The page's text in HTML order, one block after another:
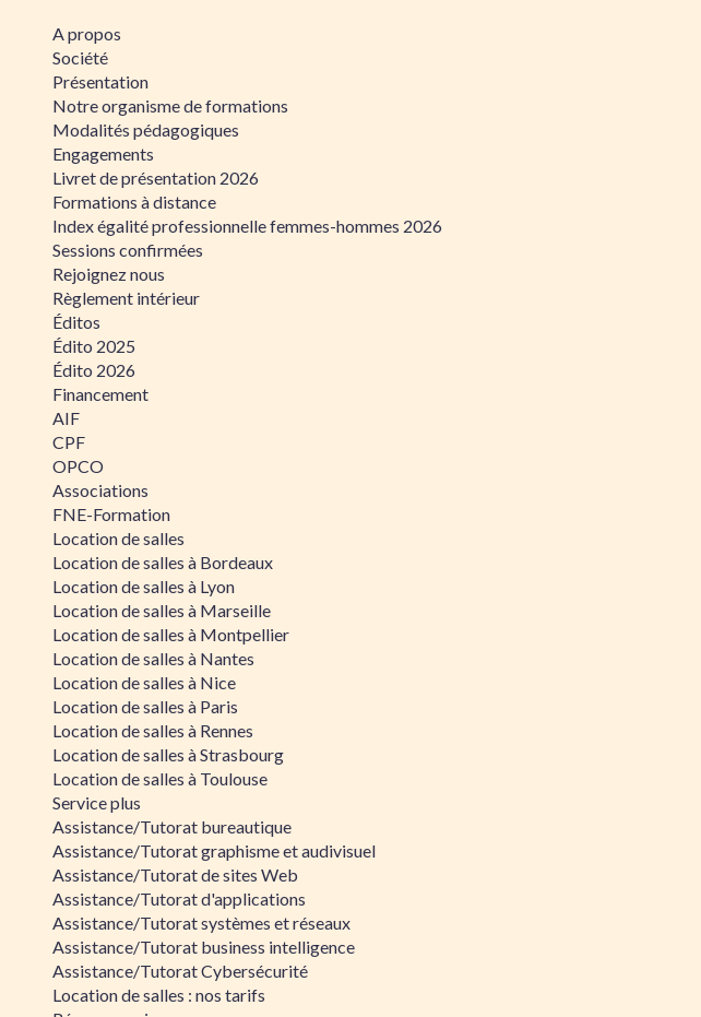
A propos
Société
Présentation
Notre organisme de formations
Modalités pédagogiques
Engagements
Livret de présentation 2026
Formations à distance
Index égalité professionnelle femmes-hommes 2026
Sessions confirmées
Rejoignez nous
Règlement intérieur
Éditos
Édito 2025
Édito 2026
Financement
AIF
CPF
OPCO
Associations
FNE-Formation
Location de salles
Location de salles à Bordeaux
Location de salles à Lyon
Location de salles à Marseille
Location de salles à Montpellier
Location de salles à Nantes
Location de salles à Nice
Location de salles à Paris
Location de salles à Rennes
Location de salles à Strasbourg
Location de salles à Toulouse
Service plus
Assistance/Tutorat bureautique
Assistance/Tutorat graphisme et audivisuel
Assistance/Tutorat de sites Web
Assistance/Tutorat d'applications
Assistance/Tutorat systèmes et réseaux
Assistance/Tutorat business intelligence
Assistance/Tutorat Cybersécurité
Location de salles : nos tarifs